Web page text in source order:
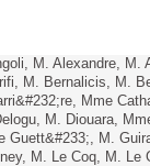
M. Alexandre, M.
M. Bernalicis, M.
Mme
M. Diouara,
Guett&#233;, M.
M. Le Coq, M. Le